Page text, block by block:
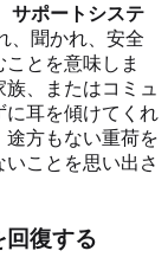
サポートシステ
、聞かれ、安全
とを意味しま
、またはコミュ
に耳を傾けてくれ
途方もない重荷を
ことを思い出さ
回復する